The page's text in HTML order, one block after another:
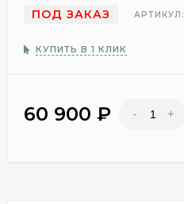
ПОД ЗАКАЗ АРТИКУЛ:
КУПИТЬ В 1 КЛИК
60 900 ₽ - +